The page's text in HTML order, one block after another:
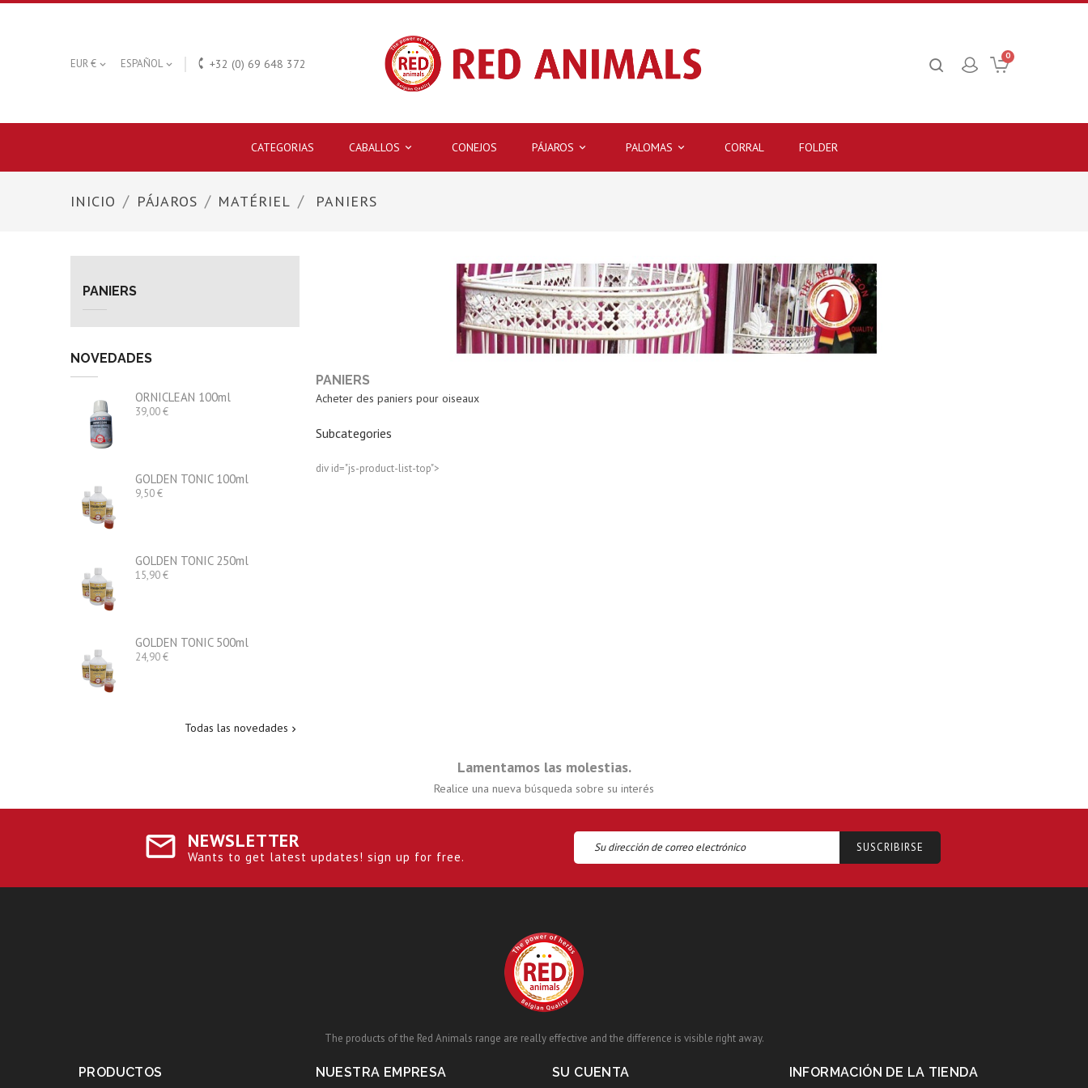
EUR €  ESPAÑOL   +32 (0) 69 648 372
0
CATEGORIAS 
CABALLOS CONEJOS 
PÁJAROS 
PALOMAS CORRAL FOLDER
INICIO PÁJAROS MATÉRIEL PANIERS
PANIERS
NOVEDADES
ORNICLEAN 100ml
39,00 €Precio
GOLDEN TONIC 100ml
9,50 €Precio
GOLDEN TONIC 250ml
15,90 €Precio
GOLDEN TONIC 500ml
24,90 €Precio
Todas las novedades 
PANIERS
Acheter des paniers pour oiseaux
Subcategories
div id="js-product-list-top">
Lamentamos las molestias.
Realice una nueva búsqueda sobre su interés
NEWSLETTER
Wants to get latest updates! sign up for free.
The products of the Red Animals range are really effective and the difference is visible right away.
PRODUCTOS NUESTRA EMPRESA SU CUENTA INFORMACIÓN DE LA TIENDA